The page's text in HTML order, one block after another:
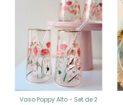
Vaso Poppy Alto - Set de 2